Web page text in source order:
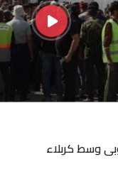
وسط كربلاء